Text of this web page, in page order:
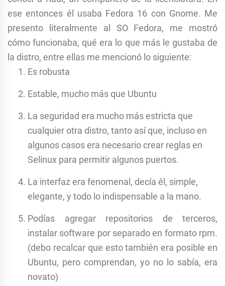
ese entonces él usaba Fedora 16 con Gnome. Me
presento literalmente al SO Fedora, me mostró
cómo funcionaba, qué era lo que más le gustaba de
la distro, entre ellas me mencionó lo siguiente:
Es robusta
Estable, mucho más que Ubuntu
La seguridad era mucho más estricta que
cualquier otra distro, tanto así que, incluso en
algunos casos era necesario crear reglas en
Selinux para permitir algunos puertos.
La interfaz era fenomenal, decía él, simple,
elegante, y todo lo indispensable a la mano.
Podías agregar repositorios de terceros,
instalar software por separado en formato rpm.
(debo recalcar que esto también era posible en
Ubuntu, pero comprendan, yo no lo sabía, era
novato)